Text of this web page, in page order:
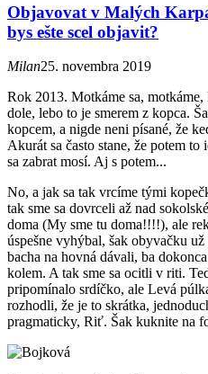
Objavovat v Malých
bys ešte scel objavit?
Milan25. novembra 2019
Rok 2013. Motkáme sa,
dole, lebo to je smerem z kopca.
kopcem, a nigde neni písané, že
Akurát sa často stane, že potem
sa zabrat mosí. Aj s potem...
No, a jak sa tak vrcíme tými
tak sme sa dovrceli až nad
doma (My sme tu doma!!!!), ale
úspešne vyhýbal, šak obyvačku
bacha na hovná dávali, ba
kolem. A tak sme sa ocitli v riti.
pripomínalo srdíčko, ale Levá
rozhodli, že je to skrátka,
pragmaticky, Riť. Šak kuknite na